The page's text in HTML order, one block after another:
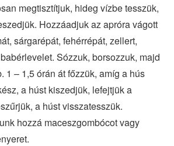
megtisztítjuk, hideg vízbe tesszük,
Hozzáadjuk az apróra vágott
sárgarépát, fehérrépát, zellert,
Sózzuk, borsozzuk, majd
1 – 1,5 órán át főzzük, amíg a hús
a húst kiszedjük, lefejtjük a
a húst visszatesszük.
hozzá maceszgombócot vagy